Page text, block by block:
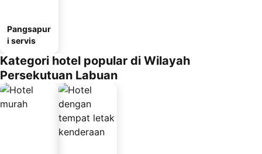
Pangsapur
i servis
Kategori hotel popular di Wilayah
Persekutuan Labuan